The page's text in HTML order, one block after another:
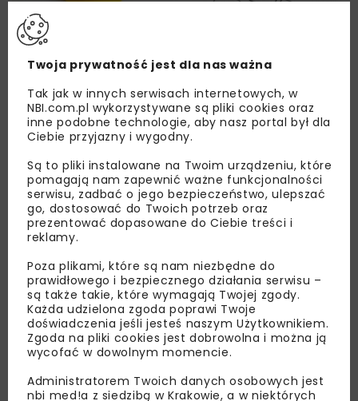
Lubisz wiedzieć więcej?
Zapisz się do newslettera aby otrzymywać od
nas najlepsze informacje branżowe,
zaproszenia na wydarzenia, atrakcyjne oferty i
dedykowane akcje specjalne.
Twoja prywatność jest dla nas ważna
Tak jak w innych serwisach internetowych, w
NBI.com.pl wykorzystywane są pliki cookies oraz
inne podobne technologie, aby nasz portal był dla
Ciebie przyjazny i wygodny.
Są to pliki instalowane na Twoim urządzeniu, które
pomagają nam zapewnić ważne funkcjonalności
serwisu, zadbać o jego bezpieczeństwo, ulepszać
go, dostosować do Twoich potrzeb oraz
prezentować dopasowane do Ciebie treści i
reklamy.
Poza plikami, które są nam niezbędne do
prawidłowego i bezpiecznego działania serwisu –
są także takie, które wymagają Twojej zgody.
Każda udzielona zgoda poprawi Twoje
doświadczenia jeśli jesteś naszym Użytkownikiem.
Zgoda na pliki cookies jest dobrowolna i można ją
wycofać w dowolnym momencie.
Administratorem Twoich danych osobowych jest
nbi med!a z siedzibą w Krakowie, a w niektórych